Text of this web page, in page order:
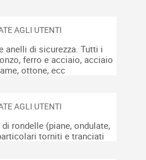
anelli di sicurezza. Tutti i
ferro e acciaio, acciaio
ottone, ecc
rondelle (piane, ondulate,
torniti e tranciati